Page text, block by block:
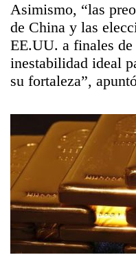
Asimismo, “las
de China y las
EE.UU. a finales de
inestabilidad ideal
su fortaleza”,